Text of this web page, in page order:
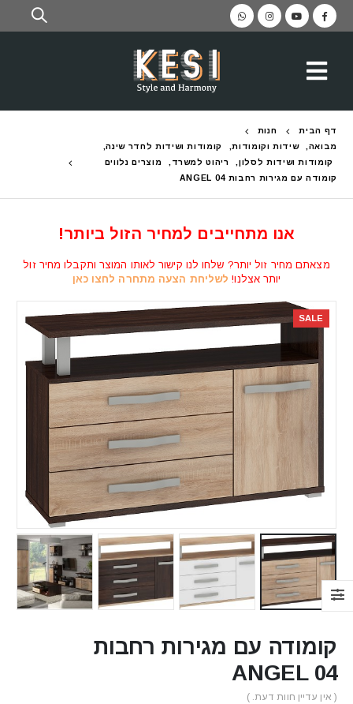
דף הבית
חנות
מבואה
שידות וקומודות, קומודות ושידות לחדר שינה,
קומודות ושידות לסלון
ריהוט למשרד
מוצרים נלווים
קומודה עם מגירות רחבות ANGEL 04
אנו מתחייבים למחיר הזול ביותר!
מצאתם מחיר זול יותר? שלחו לנו קישור לאותו המוצר ותקבלו מחיר זול
יותר אצלנו! לשליחת הצעה מתחרה לחצו כאן
SALE
קומודה עם מגירות רחבות
ANGEL 04
( אין עדיין חוות דעת. )